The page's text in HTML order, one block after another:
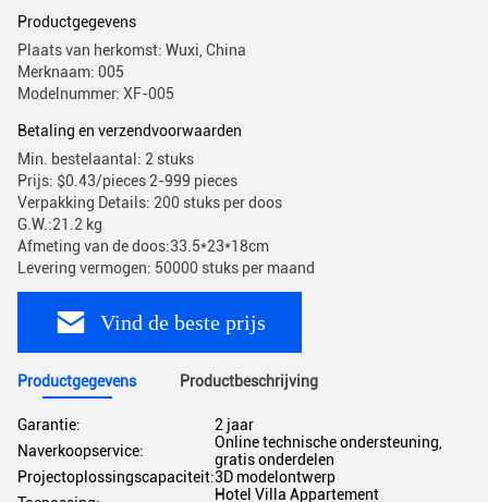
Productgegevens
Plaats van herkomst: Wuxi, China
Merknaam: 005
Modelnummer: XF-005
Betaling en verzendvoorwaarden
Min. bestelaantal: 2 stuks
Prijs: $0.43/pieces 2-999 pieces
Verpakking Details: 200 stuks per doos
G.W.:21.2 kg
Afmeting van de doos:33.5*23*18cm
Levering vermogen: 50000 stuks per maand
Vind de beste prijs
Productgegevens Productbeschrijving
Garantie:
2 jaar
Naverkoopservice:
Online technische ondersteuning,
gratis onderdelen
Projectoplossingscapaciteit:3D modelontwerp
Hotel Villa Appartement